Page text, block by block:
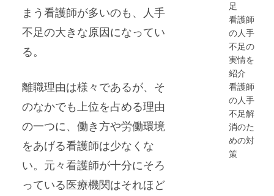
まう看護師が多いのも、人手
不足の大きな原因になってい
る。
離職理由は様々であるが、そ
のなかでも上位を占める理由
の一つに、働き方や労働環境
をあげる看護師は少なくな
い。元々看護師が十分にそろ
っている医療機関はそれほど
足
看護師
の人手
不足の
実情を
紹介
看護師
の人手
不足解
消のた
めの対
策